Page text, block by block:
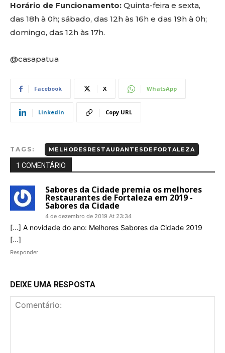
Horário de Funcionamento: Quinta-feira e sexta,
das 18h à 0h; sábado, das 12h às 16h e das 19h à 0h;
domingo, das 12h às 17h.
@casapatua
Facebook X WhatsApp
Linkedin Copy URL
TAGS: MELHORESRESTAURANTESDEFORTALEZA
1 COMENTÁRIO
Sabores da Cidade premia os melhores
Restaurantes de Fortaleza em 2019 -
Sabores da Cidade
4 de dezembro de 2019 At 23:34
[…] A novidade do ano: Melhores Sabores da Cidade 2019
[…]
Responder
DEIXE UMA RESPOSTA